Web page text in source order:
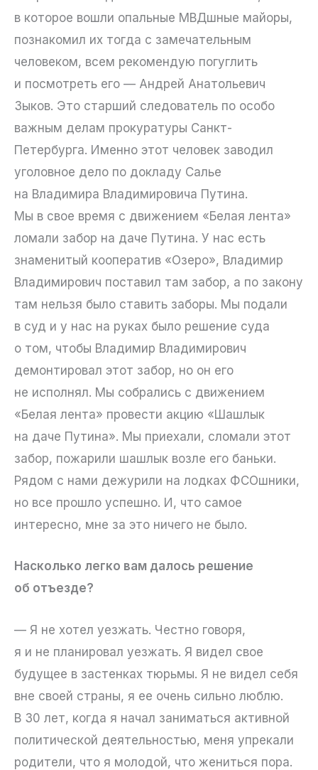
в которое вошли опальные МВДшные майоры,
познакомил их тогда с замечательным
человеком, всем рекомендую погуглить
и посмотреть его — Андрей Анатольевич
Зыков. Это старший следователь по особо
важным делам прокуратуры Санкт-
Петербурга. Именно этот человек заводил
уголовное дело по докладу Салье
на Владимира Владимировича Путина.
Мы в свое время с движением «Белая лента»
ломали забор на даче Путина. У нас есть
знаменитый кооператив «Озеро», Владимир
Владимирович поставил там забор, а по закону
там нельзя было ставить заборы. Мы подали
в суд и у нас на руках было решение суда
о том, чтобы Владимир Владимирович
демонтировал этот забор, но он его
не исполнял. Мы собрались с движением
«Белая лента» провести акцию «Шашлык
на даче Путина». Мы приехали, сломали этот
забор, пожарили шашлык возле его баньки.
Рядом с нами дежурили на лодках ФСОшники,
но все прошло успешно. И, что самое
интересно, мне за это ничего не было.
Насколько легко вам далось решение
об отъезде?
— Я не хотел уезжать. Честно говоря,
я и не планировал уезжать. Я видел свое
будущее в застенках тюрьмы. Я не видел себя
вне своей страны, я ее очень сильно люблю.
В 30 лет, когда я начал заниматься активной
политической деятельностью, меня упрекали
родители, что я молодой, что жениться пора.